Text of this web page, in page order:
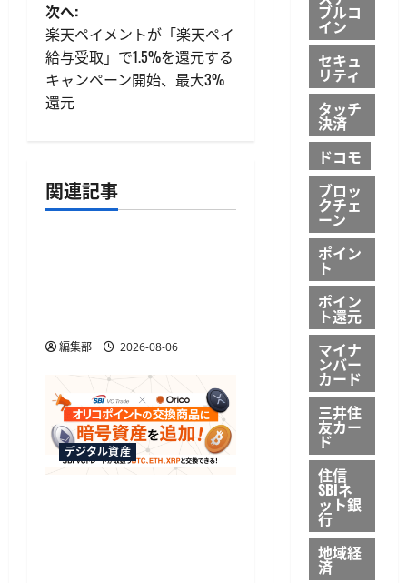
ビ
ゲ
ー
ョ
次へ:
楽天ペイメントが「楽天ペイ
給与受取」で1.5%を還元する
キャンペーン開始、最大3%
還元
関連記事
デジタル資産
編集部 2026-08-06
デジタル資産
ブルコ
イン
セキュ
リティ
タッチ
決済
ドコモ
ブロッ
クチェ
ーン
ポイン
ト
ポイン
ト還元
マイナ
ンバー
カード
三井住
友カー
ド
住信
SBIネ
ット銀
行
地域経
済